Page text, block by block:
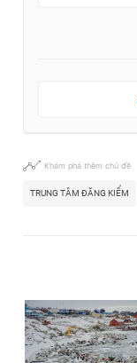
Khám phá thêm chủ đề
TRUNG TÂM ĐĂNG KIỂM